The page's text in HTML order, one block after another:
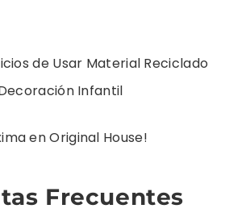
de Usar Material Reciclado
Infantil
en Original House!
Frecuentes